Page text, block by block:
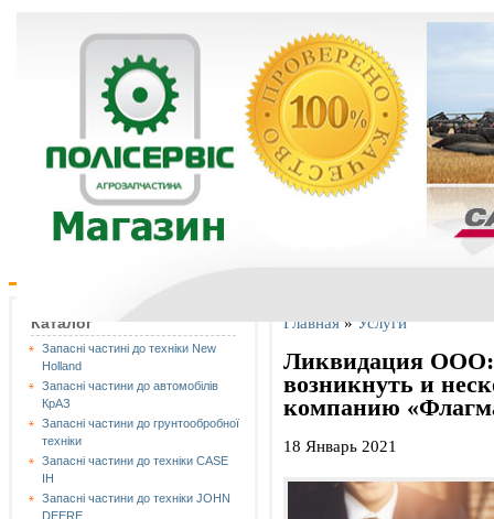
Каталог
Запасні частині до техніки New
Holland
Запасні частини до автомобілів
КрАЗ
Запасні частини до грунтообробної
техніки
Запасні частини до техніки CASE
IH
Запасні частини до техніки JOHN
DEERE
Главная»Услуги
Ликвидация ООО:
возникнуть и
компанию
18 Январь 2021